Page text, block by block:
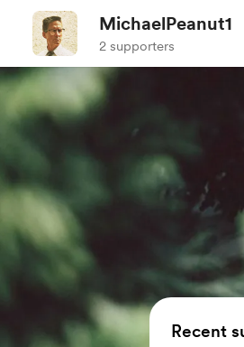
MichaelPeanut1
2 supporters
Recent